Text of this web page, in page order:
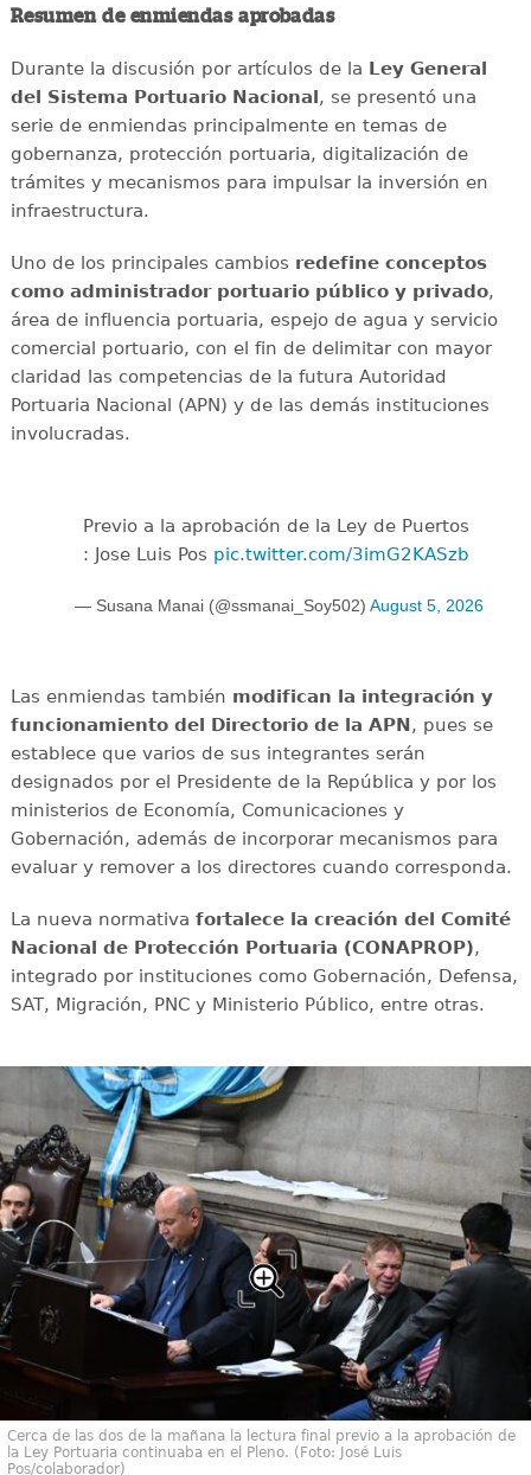
Resumen de enmiendas aprobadas
Durante la discusión por artículos de la Ley General
del Sistema Portuario Nacional, se presentó una
serie de enmiendas principalmente en temas de
gobernanza, protección portuaria, digitalización de
trámites y mecanismos para impulsar la inversión en
infraestructura.
Uno de los principales cambios redefine conceptos
como administrador portuario público y privado,
área de influencia portuaria, espejo de agua y servicio
comercial portuario, con el fin de delimitar con mayor
claridad las competencias de la futura Autoridad
Portuaria Nacional (APN) y de las demás instituciones
involucradas.
Previo a la aprobación de la Ley de Puertos
: Jose Luis Pos pic.twitter.com/3imG2KASzb
— Susana Manai (@ssmanai_Soy502) August 5, 2026
Las enmiendas también modifican la integración y
funcionamiento del Directorio de la APN, pues se
establece que varios de sus integrantes serán
designados por el Presidente de la República y por los
ministerios de Economía, Comunicaciones y
Gobernación, además de incorporar mecanismos para
evaluar y remover a los directores cuando corresponda.
La nueva normativa fortalece la creación del Comité
Nacional de Protección Portuaria (CONAPROP),
integrado por instituciones como Gobernación, Defensa,
SAT, Migración, PNC y Ministerio Público, entre otras.
Cerca de las dos de la mañana la lectura final previo a la aprobación de
la Ley Portuaria continuaba en el Pleno. (Foto: José Luis
Pos/colaborador)